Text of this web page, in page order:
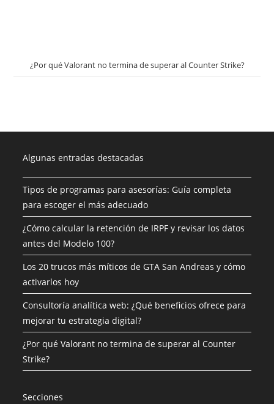
¿Por qué Valorant no termina de superar al Counter Strike?
Algunas entradas destacadas
Tipos de programas para asesorías: Guía completa
para escoger el más adecuado
¿Cómo calcular la retención de IRPF y revisar los datos
antes del Modelo 100?
Los 20 trucos más míticos de GTA San Andreas y cómo
activarlos hoy
Consultoría analítica web: ¿Qué beneficios ofrece para
mejorar tu estrategia digital?
¿Por qué Valorant no termina de superar al Counter
Strike?
Secciones